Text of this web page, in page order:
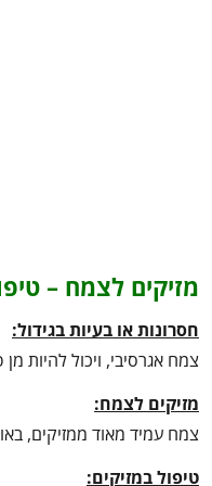
מזיקים לצמח –
חסרונות או בעיות בגידול:
צמח אגרסיבי, ויכול להיות
מזיקים לצמח:
צמח עמיד מאוד ממזיקים,
טיפול במזיקים: